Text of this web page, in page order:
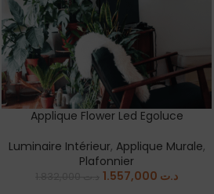
ADD TO CART
Applique Flower Led Egoluce
Luminaire Intérieur, Applique Murale,
Plafonnier
د.ت